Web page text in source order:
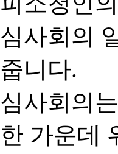
심사회의
줍니다.
심사회의
한 가운데